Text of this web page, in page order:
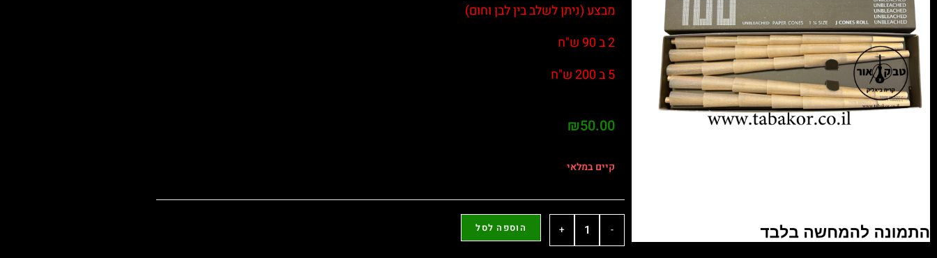
מבצע (ניתן לשלב בין לבן וחום)
2 ב 90 ש"ח
5 ב 200 ש"ח
₪50.00
קיים במלאי
-
+ הוספה לסל